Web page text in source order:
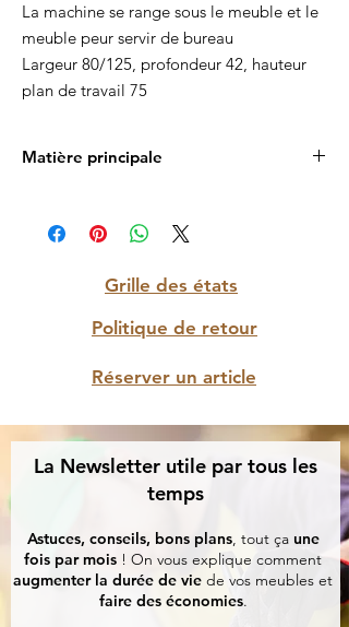
La machine se range sous le meuble et le
meuble peur servir de bureau
Largeur 80/125, profondeur 42, hauteur
plan de travail 75
Matière principale
Grille des états
Politique de retour
Réserver un article
La Newsletter utile par tous les
temps
Astuces, conseils, bons plans, tout ça une
fois par mois ! On vous explique comment
augmenter la durée de vie de vos meubles et
faire des économies.